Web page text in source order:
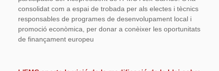
consolidat com a espai de trobada per als electes i tècnics
responsables de programes de desenvolupament local i
promoció econòmica, per donar a conèixer les oportunitats
de finançament europeu